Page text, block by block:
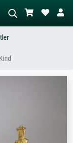
KI-Bildersuche